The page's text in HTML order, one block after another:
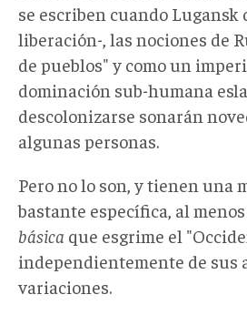
se escriben cuando Lugansk
liberación-, las nociones de
de pueblos" y como un
dominación sub-humana
descolonizarse sonarán
algunas personas.
Pero no lo son, y tienen una
bastante específica, al
básica que esgrime el
independientemente de sus
variaciones.